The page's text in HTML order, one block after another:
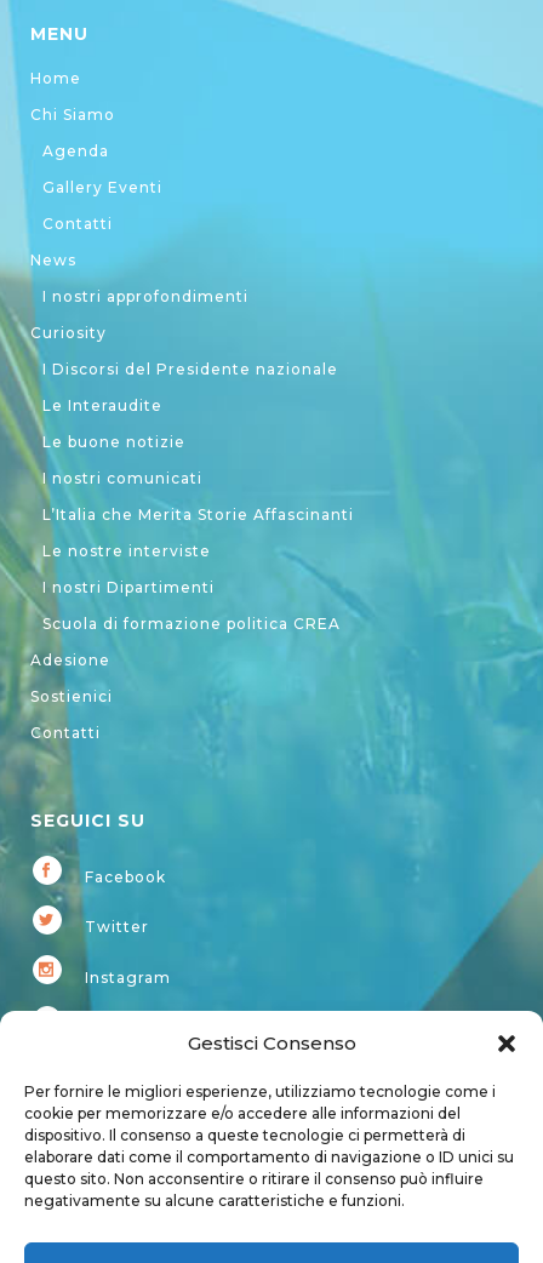
Gestisci Consenso
Per fornire le migliori esperienze, utilizziamo tecnologie come i
cookie per memorizzare e/o accedere alle informazioni del
dispositivo. Il consenso a queste tecnologie ci permetterà di
elaborare dati come il comportamento di navigazione o ID unici su
questo sito. Non acconsentire o ritirare il consenso può influire
negativamente su alcune caratteristiche e funzioni.
MENU
Home
Chi Siamo
Agenda
Gallery Eventi
Contatti
News
I nostri approfondimenti
Curiosity
I Discorsi del Presidente nazionale
Le Interaudite
Le buone notizie
I nostri comunicati
L’Italia che Merita Storie Affascinanti
Le nostre interviste
I nostri Dipartimenti
Scuola di formazione politica CREA
Adesione
Sostienici
Contatti
SEGUICI SU
Facebook
Twitter
Instagram
Account
Login